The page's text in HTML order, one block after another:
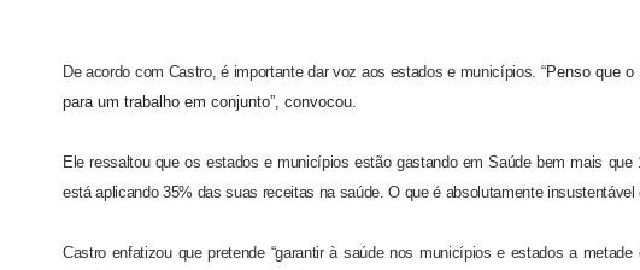
De acordo com Castro, é importante dar voz aos estados e municípios. “Penso que o
para um trabalho em conjunto”, convocou.
Ele ressaltou que os estados e municípios estão gastando em Saúde bem mais que 15%, o mínimo exigido por lei, e mesmo assim os recursos não são suficientes. “Cito como exemplo o meu município em Teresina, que
está aplicando 35% das suas receitas na saúde. O que é absolutamente
Castro enfatizou que pretende “garantir à saúde nos municípios e estados a